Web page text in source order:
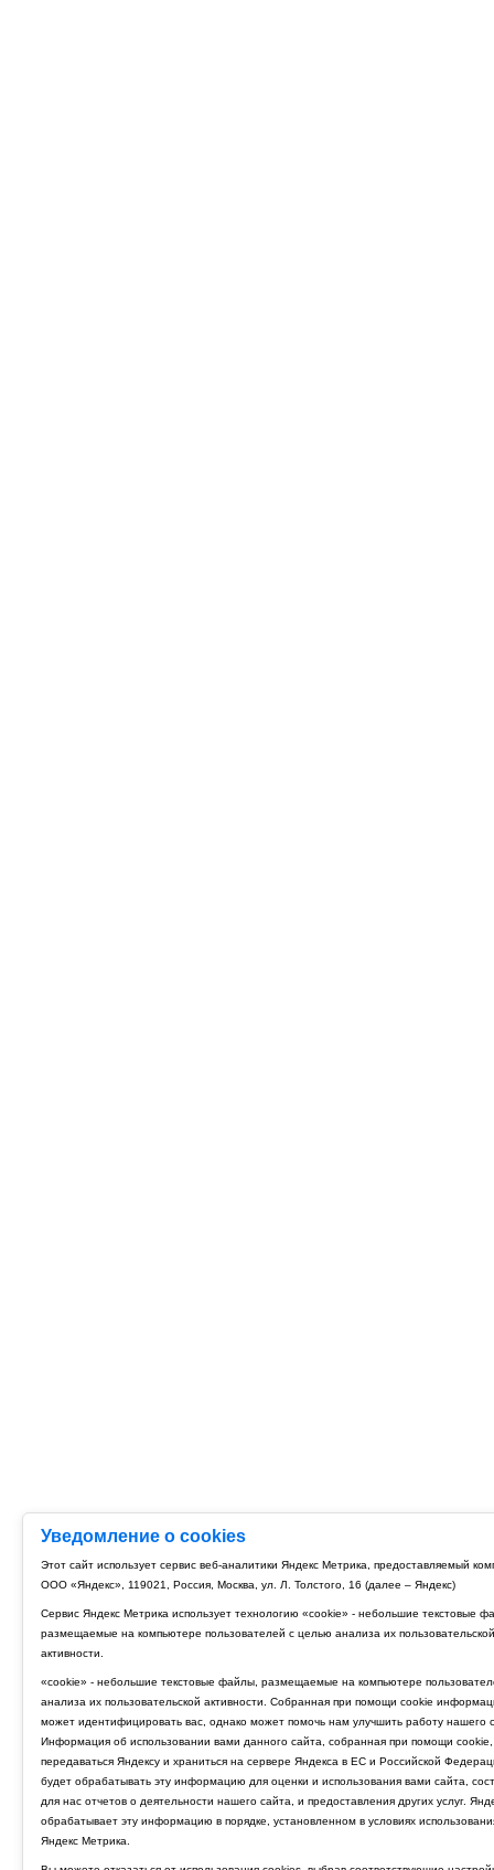
Уведомление о cookies
Этот сайт использует сервис веб-аналитики Яндекс Метрика, предоставляемый
ООО «Яндекс», 119021, Россия, Москва, ул. Л. Толстого, 16 (далее – Яндекс)
Сервис Яндекс Метрика использует технологию «cookie» - небольшие текстовые
размещаемые на компьютере пользователей с целью анализа их пользовательской
активности.
«cookie» - небольшие текстовые файлы, размещаемые на компьютере
анализа их пользовательской активности. Собранная при помощи cookie
может идентифицировать вас, однако может помочь нам улучшить работу нашего
Информация об использовании вами данного сайта, собранная при помощи cookie,
передаваться Яндексу и храниться на сервере Яндекса в ЕС и Российской
будет обрабатывать эту информацию для оценки и использования вами сайта,
для нас отчетов о деятельности нашего сайта, и предоставления других услуг.
обрабатывает эту информацию в порядке, установленном в условиях
Яндекс Метрика.